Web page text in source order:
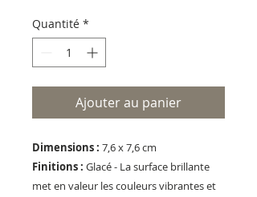
Quantité *
Ajouter au panier
Dimensions : 7,6 x 7,6 cm
Finitions : Glacé - La surface brillante
met en valeur les couleurs vibrantes et